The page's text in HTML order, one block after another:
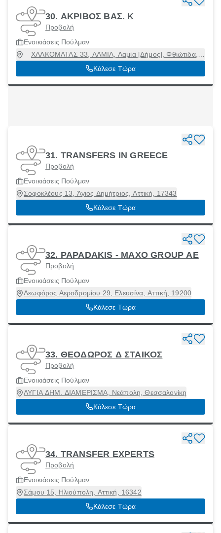
30. ΑΚΡΙΒΟΣ ΒΑΣ. Κ
Προβολή
Ενοικιάσεις Πούλμαν
ΧΑΛΚΟΜΑΤΑΣ 33, ΛΑΜΙΑ, Λαμία [Δήμος], Φθιώτιδα,
35100
Κάλεσε Τώρα
31. TRANSFERS IN GREECE
Προβολή
Ενοικιάσεις Πούλμαν
Σοφοκλέους 13, Άγιος Δημήτριος, Αττική, 17343
Κάλεσε Τώρα
32. PAPADAKIS - ΜΑΧΟ GROUP ΑΕ
Προβολή
Ενοικιάσεις Πούλμαν
Λεωφόρος Αεροδρομίου 29, Ελευσίνα, Αττική, 19200
Κάλεσε Τώρα
33. ΘΕΟΔΩΡΟΣ Δ ΣΤΑΙΚΟΣ
Προβολή
Ενοικιάσεις Πούλμαν
ΛΥΓΙΑ ΔΗΜ. ΔΙΑΜΕΡΙΣΜΑ, Νεάπολη, Θεσσαλονίκη
Κάλεσε Τώρα
34. TRANSFER EXPERTS
Προβολή
Ενοικιάσεις Πούλμαν
Σάμου 15, Ηλιούπολη, Αττική, 16342
Κάλεσε Τώρα